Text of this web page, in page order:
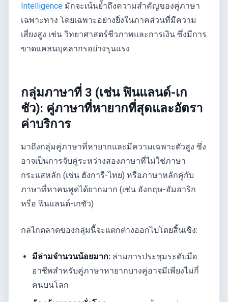
Intelligence มักจะเน้นย้ำถึงความสำคัญของคู่ภาษา
เฉพาะทาง โดยเฉพาะอย่างยิ่งในภาคส่วนที่มีความ
เสี่ยงสูง เช่น วิทยาศาสตร์ชีวภาพและการเงิน ซึ่งมีการ
ขาดแคลนบุคลากรอย่างรุนแรง
กลุ่มภาษาที่ 3 (เช่น ฟินแลนด์-เก
ชัว): คู่ภาษาที่หายากที่สุดและอัตรา
ค่าบริการ
มาถึงกลุ่มคู่ภาษาที่หายากและมีความเฉพาะตัวสูง ซึ่ง
อาจเป็นการจับคู่ระหว่างสองภาษาที่ไม่ใช่ภาษา
กระแสหลัก (เช่น ฮังการี-ไทย) หรือภาษาหลักคู่กับ
ภาษาที่หาคนพูดได้ยากมาก (เช่น อังกฤษ-อัมฮาริก
หรือ ฟินแลนด์-เกชัว)
กลไกตลาดของกลุ่มนี้จะแตกต่างออกไปโดยสิ้นเชิง:
มีล่ามจำนวนน้อยมาก: ล่ามการประชุมระดับมือ
อาชีพสำหรับคู่ภาษาหายากบางคู่อาจมีเพียงไม่กี่
คนบนโลก